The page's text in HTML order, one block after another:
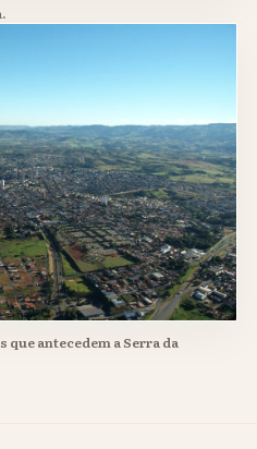
que antecedem a Serra da